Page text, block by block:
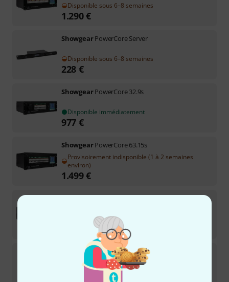
Disponible sous 6–8 semaines
1.290€
ShowgearPowerCore Server
Disponible sous 6–8 semaines
228 €
ShowgearPowerCore 32.9s
Disponible immédiatement
977 €
ShowgearPowerCore 63.15s
Provisoirement indisponible (1 à 2 semaines
environ)
1.499€
ShowgearPowerCore 32.12c
Disponible immédiatement
ShowgearSplit Power 32
2
Disponible immédiatement